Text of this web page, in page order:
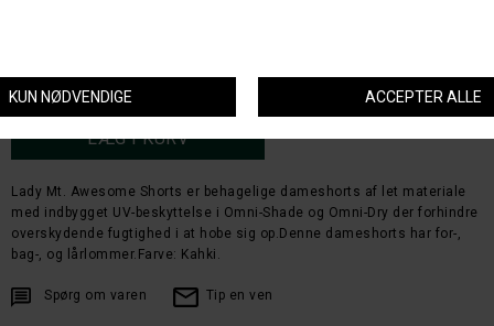
Lady Mt. Awesome Shorts er behagelige dameshorts af let materiale
med indbygget UV-beskyttelse i Omni-Shade og Omni-Dry der forhindre
overskydende fugtighed i at hobe sig op.Denne dameshorts har for-,
bag-, og lårlommer.Farve: Kahki.
Spørg om varen Tip en ven